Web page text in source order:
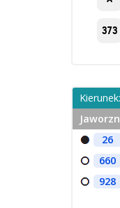
373
Kierunek:
26
660
928